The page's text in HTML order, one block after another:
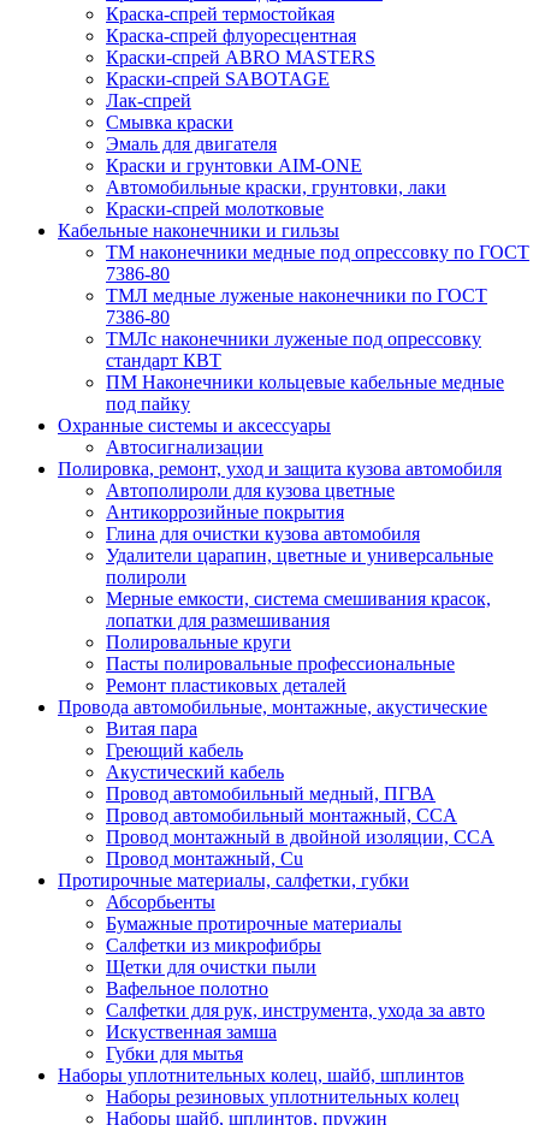
Краска-спрей термостойкая
Краска-спрей флуоресцентная
Краски-спрей ABRO MASTERS
Краски-спрей SABOTAGE
Лак-спрей
Смывка краски
Эмаль для двигателя
Краски и грунтовки AIM-ONE
Автомобильные краски, грунтовки, лаки
Краски-спрей молотковые
Кабельные наконечники и гильзы
ТМ наконечники медные под опрессовку по ГОСТ
7386-80
ТМЛ медные луженые наконечники по ГОСТ
7386-80
ТМЛс наконечники луженые под опрессовку
стандарт КВТ
ПМ Наконечники кольцевые кабельные медные
под пайку
Охранные системы и аксессуары
Автосигнализации
Полировка, ремонт, уход и защита кузова автомобиля
Автополироли для кузова цветные
Антикоррозийные покрытия
Глина для очистки кузова автомобиля
Удалители царапин, цветные и универсальные
полироли
Мерные емкости, система смешивания красок,
лопатки для размешивания
Полировальные круги
Пасты полировальные профессиональные
Ремонт пластиковых деталей
Провода автомобильные, монтажные, акустические
Витая пара
Греющий кабель
Акустический кабель
Провод автомобильный медный, ПГВА
Провод автомобильный монтажный, CCA
Провод монтажный в двойной изоляции, CCA
Провод монтажный, Cu
Протирочные материалы, салфетки, губки
Абсорбьенты
Бумажные протирочные материалы
Салфетки из микрофибры
Щетки для очистки пыли
Вафельное полотно
Салфетки для рук, инструмента, ухода за авто
Искуственная замша
Губки для мытья
Наборы уплотнительных колец, шайб, шплинтов
Наборы резиновых уплотнительных колец
Наборы шайб, шплинтов, пружин